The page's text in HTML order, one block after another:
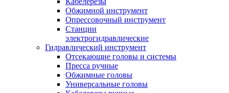
Обжимной инструмент
Опрессовочный инструмент
Станции
электрогидравлические
Гидравлический инструмент
Отсекающие головы и системы
Пресса ручные
Обжимные головы
Универсальные головы